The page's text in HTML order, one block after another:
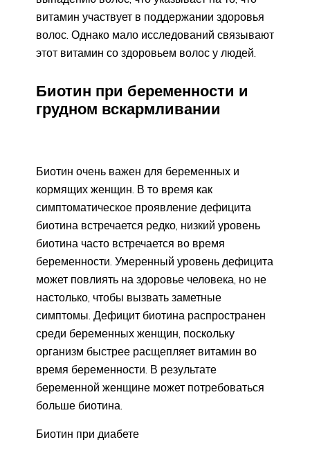
витамин участвует в поддержании здоровья
волос. Однако мало исследований связывают
этот витамин со здоровьем волос у людей.
Биотин при беременности и
грудном вскармливании
Биотин очень важен для беременных и
кормящих женщин. В то время как
симптоматическое проявление дефицита
биотина встречается редко, низкий уровень
биотина часто встречается во время
беременности. Умеренный уровень дефицита
может повлиять на здоровье человека, но не
настолько, чтобы вызвать заметные
симптомы. Дефицит биотина распространен
среди беременных женщин, поскольку
организм быстрее расщепляет витамин во
время беременности. В результате
беременной женщине может потребоваться
больше биотина.
Биотин при диабете